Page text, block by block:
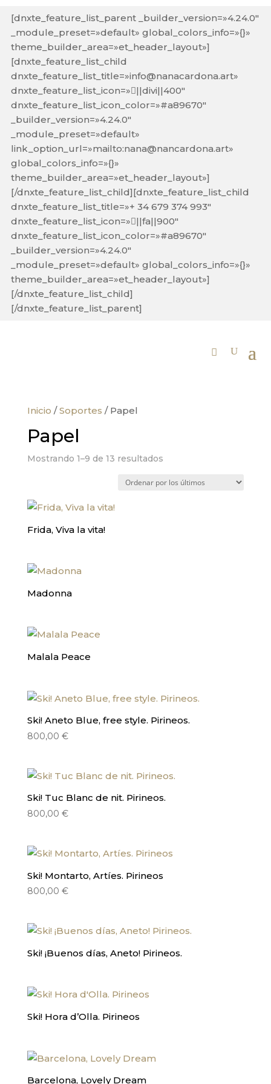
[dnxte_feature_list_parent _builder_version=»4.24.0″
_module_preset=»default» global_colors_info=»{}»
theme_builder_area=»et_header_layout»]
[dnxte_feature_list_child
dnxte_feature_list_title=»info@nanacardona.art»
dnxte_feature_list_icon=»||divi||400″
dnxte_feature_list_icon_color=»#a89670″
_builder_version=»4.24.0″
_module_preset=»default»
link_option_url=»mailto:nana@nancardona.art»
global_colors_info=»{}»
theme_builder_area=»et_header_layout»]
[/dnxte_feature_list_child][dnxte_feature_list_child
dnxte_feature_list_title=»+ 34 679 374 993″
dnxte_feature_list_icon=»||fa||900″
dnxte_feature_list_icon_color=»#a89670″
_builder_version=»4.24.0″
_module_preset=»default» global_colors_info=»{}»
theme_builder_area=»et_header_layout»]
[/dnxte_feature_list_child]
[/dnxte_feature_list_parent]
Inicio /Soportes / Papel
Papel
Mostrando 1–9 de 13 resultadosOrdenado
los
Frida, Viva la vita!
Madonna
Malala Peace
Ski! Aneto Blue, free style. Pirineos.
800,00 €
Ski! Tuc Blanc de nit. Pirineos.
800,00 €
Ski! Montarto, Artíes. Pirineos
800,00 €
Ski! ¡Buenos días, Aneto! Pirineos.
Ski! Hora d’Olla. Pirineos
Barcelona, Lovely Dream